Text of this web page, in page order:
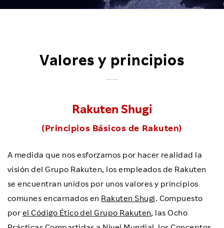
Valores y principios
Rakuten Shugi
(Principios Básicos de Rakuten)
A medida que nos esforzamos por hacer realidad la
visión del Grupo Rakuten, los empleados de Rakuten
se encuentran unidos por unos valores y principios
comunes encarnados en Rakuten Shugi. Compuesto
por el Código Ético del Grupo Rakuten, las Ocho